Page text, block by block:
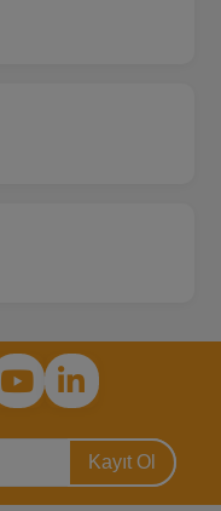
Kayıt Ol